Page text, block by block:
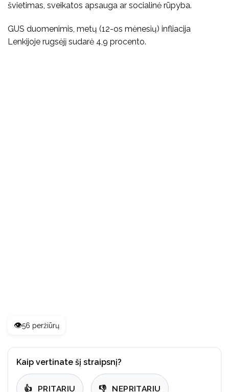
švietimas, sveikatos apsauga ar socialinė rūpyba.
GUS duomenimis, metų (12-os mėnesių) infliacija
Lenkijoje rugsėjį sudarė 4,9 procento.
👁️56 peržiūrų
Kaip vertinate šį straipsnį?
👍 PRITARIU 👎 NEPRITARIU